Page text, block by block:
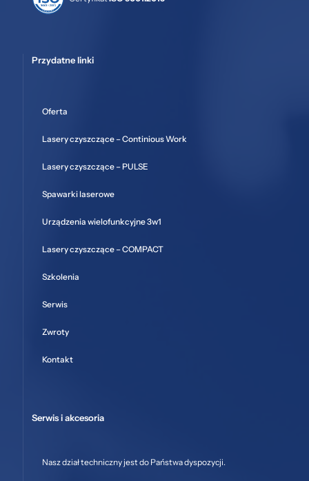
Przydatne linki
Oferta
Lasery czyszczące – Continious Work
Lasery czyszczące – PULSE
Spawarki laserowe
Urządzenia wielofunkcyjne 3w1
Lasery czyszczące – COMPACT
Szkolenia
Serwis
Zwroty
Kontakt
Serwis i akcesoria
Nasz dział techniczny jest do Państwa dyspozycji.